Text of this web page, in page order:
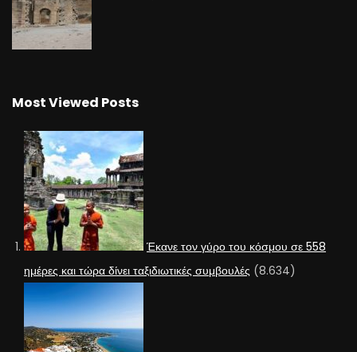
Most Viewed Posts
Έκανε τον γύρο του κόσμου σε 558
ημέρες και τώρα δίνει ταξιδιωτικές συμβουλές (8.634)